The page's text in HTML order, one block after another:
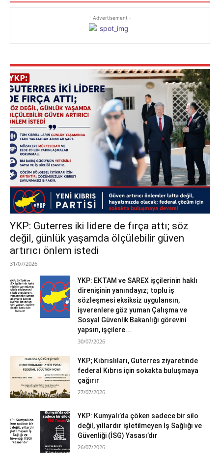
- Advertisement -
YKP: Guterres iki lidere de fırça attı; söz
değil, günlük yaşamda ölçülebilir güven
artırıcı önlem istedi
31/07/2026
YKP: EKTAM ve SAREX işçilerinin haklı
direnişinin yanındayız; toplu iş
sözleşmesi eksiksiz uygulansın,
işverenlere göz yuman Çalışma ve
Sosyal Güvenlik Bakanlığı görevini
yapsın, işçilere...
30/07/2026
YKP; Kıbrıslıları, Guterres ziyaretinde
federal Kıbrıs için sokakta buluşmaya
çağırır
27/07/2026
YKP: Kumyalı’da çöken sadece bir silo
değil, yıllardır işletilmeyen İş Sağlığı ve
Güvenliği (İSG) Yasası’dır
26/07/2026